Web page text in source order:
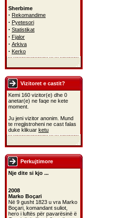
Sherbime
· Rekomandime
· Pyetesori
· Statistikat
· Fjalor
· Arkiva
· Kerko
Vizitoret e castit?
Kemi 160 vizitor(e) dhe 0
anetar(e) ne faqe ne kete
moment.
Ju jeni vizitor anonim. Mund
te rregjistroheni ne cast falas
duke klikuar ketu
Perkujtimore
Nje dite si kjo ...
2008
Marko Boçari
Në 9 gusht 1823 u vra Marko
Boçari, komandant suliot,
hero i luftës për pavarësinë ë